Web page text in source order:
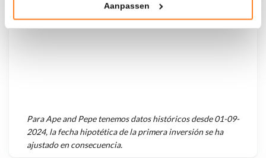
Klik hieronder om ons toestemming te geven om deze
Aanpassen
ParaApe and Pepetenemos datos históricos desde01-09-
2024, la fecha hipotética de la primera inversión se ha
ajustado en consecuencia.